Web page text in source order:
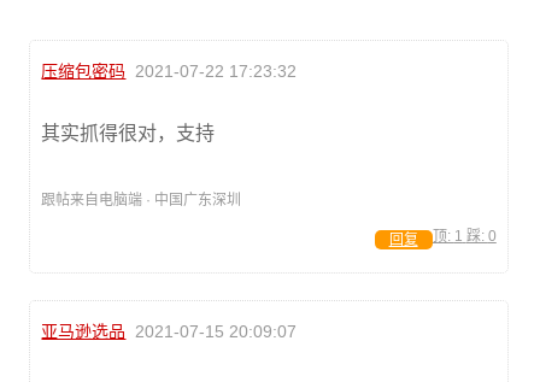
压缩包密码 2021-07-22 17:23:32
其实抓得很对，支持
跟帖来自电脑端 · 中国广东深圳
顶: 1 踩: 0
回复
亚马逊选品 2021-07-15 20:09:07